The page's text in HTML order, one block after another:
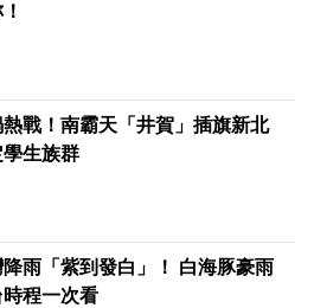
熱戰！南霸天「井賀」插旗新北
學生族群
降雨「紫到發白」！ 白海豚豪雨
時程一次看